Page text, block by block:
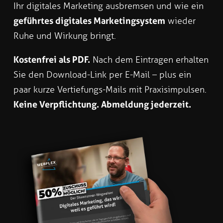
Ihr digitales Marketing ausbremsen und wie ein
geführtes digitales Marketingsystem wieder
Ruhe und Wirkung bringt.
Kostenfrei als PDF. Nach dem Eintragen erhalten
Sie den Download-Link per E-Mail – plus ein
paar kurze Vertiefungs-Mails mit Praxisimpulsen.
Keine Verpflichtung. Abmeldung jederzeit.